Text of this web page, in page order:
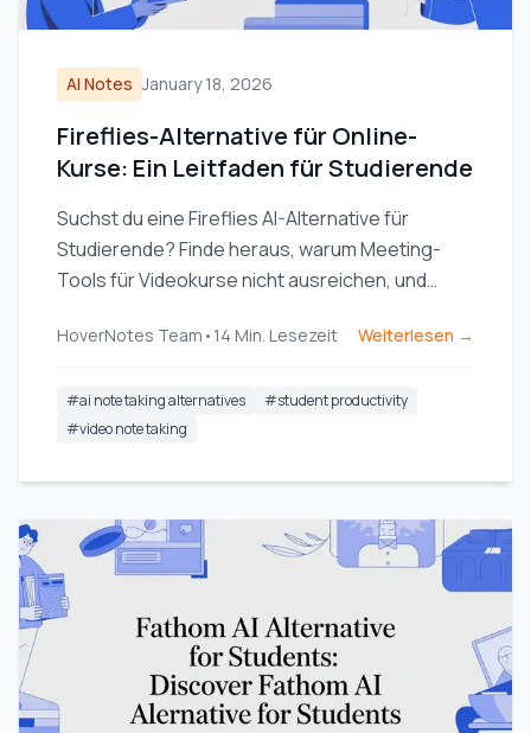
AI Notes January 18, 2026
Fireflies-Alternative für Online-
Kurse: Ein Leitfaden für Studierende
Suchst du eine Fireflies AI-Alternative für
Studierende? Finde heraus, warum Meeting-
Tools für Videokurse nicht ausreichen, und
fürs Lernen entwickelt wurde.
HoverNotes Team • 14 Min. Lesezeit Weiterlesen →
#ai note taking alternatives #student productivity
#video note taking